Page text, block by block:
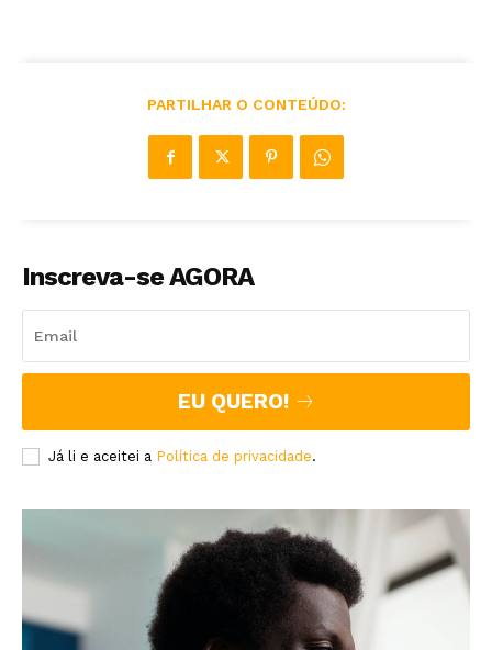
PARTILHAR O CONTEÚDO:
Inscreva-se AGORA
EU QUERO!
Já li e aceitei a Política de privacidade.